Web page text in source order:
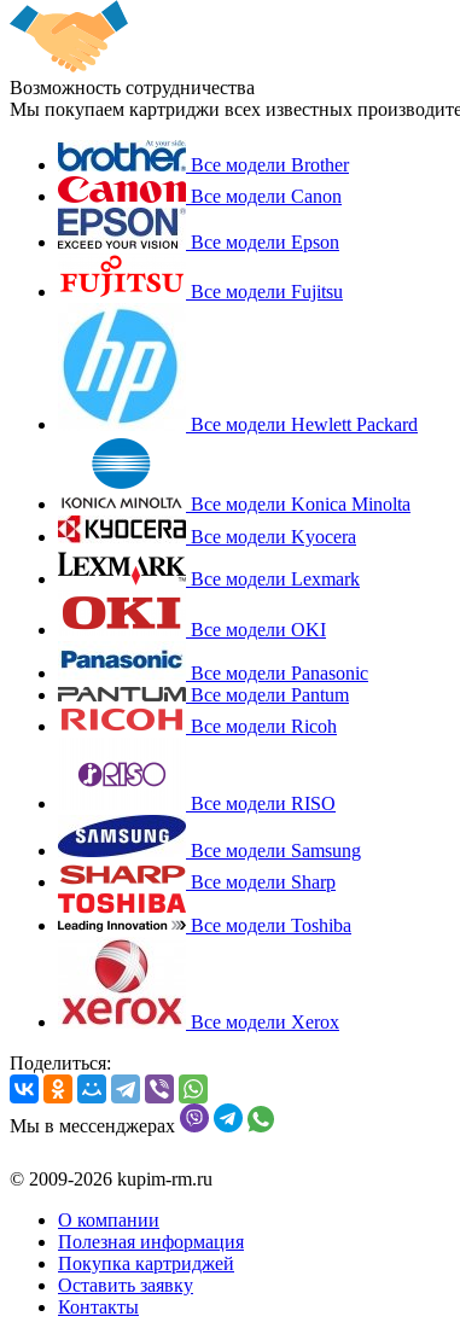
Возможность сотрудничества
Мы покупаем картриджи всех известных
Все модели Brother
Все модели Canon
Все модели Epson
Все модели Fujitsu
Все модели Hewlett Packard
Все модели Konica Minolta
Все модели Kyocera
Все модели Lexmark
Все модели OKI
Все модели Panasonic
Все модели Pantum
Все модели Ricoh
Все модели RISO
Все модели Samsung
Все модели Sharp
Все модели Toshiba
Все модели Xerox
Поделиться:
Мы в мессенджерах
© 2009-2026 kupim-rm.ru
О компании
Полезная информация
Покупка картриджей
Оставить заявку
Контакты